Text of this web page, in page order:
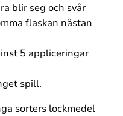
blir seg och svår
flaskan nästan
5 appliceringar
spill.
sorters lockmedel